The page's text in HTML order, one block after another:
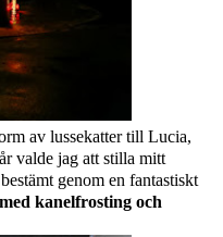
av lussekatter till Lucia,
valde jag att stilla mitt
genom en fantastiskt
kanelfrosting och